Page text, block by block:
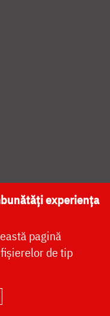
NAȚIONALĂ
MEDIA
experiența
pagină
de tip